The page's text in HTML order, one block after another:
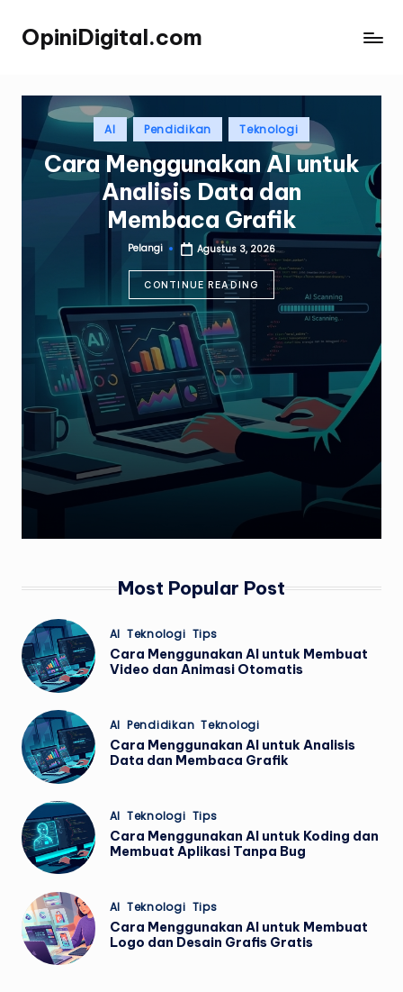
SkipOpiniDigital.com
Opini
Terupdate
Posted
inAI Pendidikan Teknologi
Cara Menggunakan AI untuk
Analisis Data dan
Membaca Grafik
Posted
Pelangi Agustus 3, 2026
CONTINUE READING
Most Popular Post
Posted
in
AI Teknologi Tips
Cara Menggunakan AI untuk Membuat
Video dan Animasi Otomatis
Posted
in
AI Pendidikan Teknologi
Cara Menggunakan AI untuk Analisis
Data dan Membaca Grafik
Posted
in
AI Teknologi Tips
Cara Menggunakan AI untuk Koding dan
Membuat Aplikasi Tanpa Bug
Posted
in
AI Teknologi Tips
Cara Menggunakan AI untuk Membuat
Logo dan Desain Grafis Gratis